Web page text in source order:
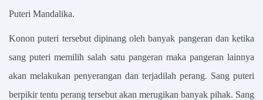
Puteri Mandalika.
Konon puteri tersebut dipinang oleh banyak pangeran dan ketika
sang puteri memilih salah satu pangeran maka pangeran lainnya
akan melakukan penyerangan dan terjadilah perang. Sang puteri
berpikir tentu perang tersebut akan merugikan banyak pihak. Sang